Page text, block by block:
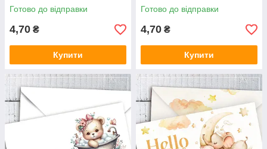
Готово до відправки
4,70 ₴
Купити
Готово до відправки
4,70 ₴
Купити